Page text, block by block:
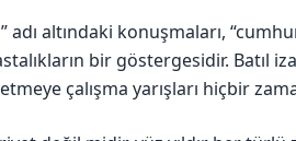
adı altındaki konuşmaları,
bir göstergesidir. Batıl
çalışma yarışları hiçbir